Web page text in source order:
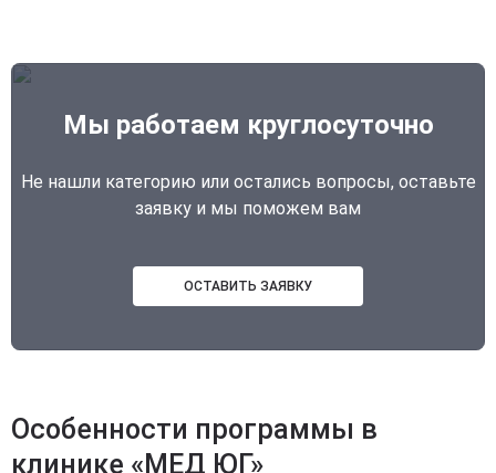
Мы работаем круглосуточно
Не нашли категорию или остались вопросы, оставьте
заявку и мы поможем вам
ОСТАВИТЬ ЗАЯВКУ
Особенности программы в
клинике «МЕД ЮГ»